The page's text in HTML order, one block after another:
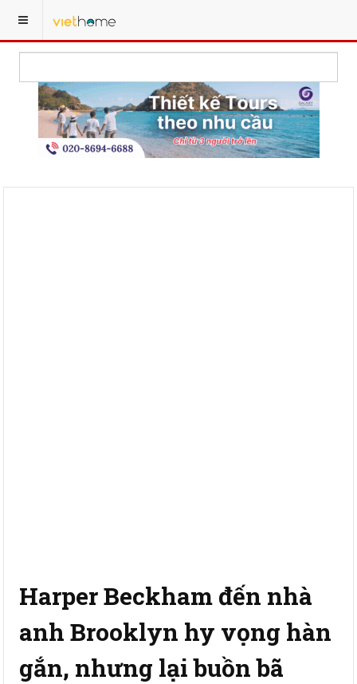
Harper Beckham đến nhà
anh Brooklyn hy vọng hàn
gắn, nhưng lại buồn bã